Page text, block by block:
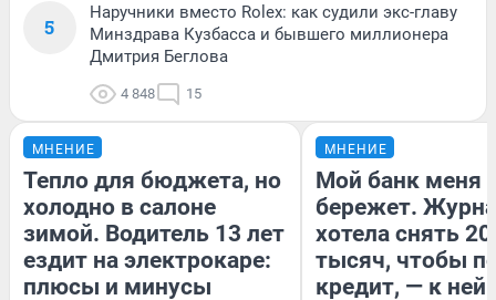
5
Наручники вместо Rolex: как судили экс-главу
Минздрава Кузбасса и бывшего миллионера
Дмитрия Беглова
4 848 15
МНЕНИЕ
Тепло для бюджета, но
холодно в салоне
зимой. Водитель 13 лет
ездит на электрокаре:
плюсы и минусы
МНЕНИЕ
Мой банк меня
бережет.
хотела снять
тысяч, чтобы
кредит, — к